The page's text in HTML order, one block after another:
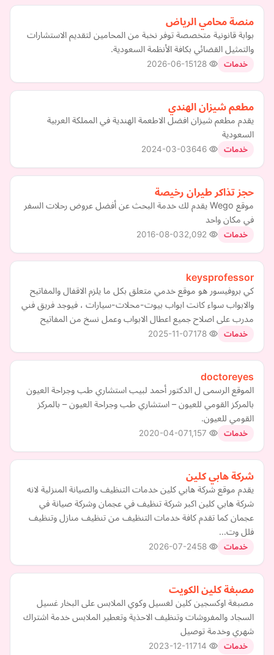
منصة محامي الرياض
بوابة قانونية متخصصة توفر نخبة من المحامين لتقديم الاستشارات
والتمثيل القضائي بكافة الأنظمة السعودية.
خدمات 2026-06-15
مطعم شيزان الهندي
يقدم مطعم شيزان افضل الاطعمة الهندية في المملكة العربية
السعودية
خدمات 2024-03-03
حجز تذاكر طيران رخيصة
موقع Wego يقدم لك خدمة البحث عن أفضل عروض رحلات السفر
في مكان واحد
خدمات 2016-08-03
keysprofessor
كي بروفيسور هو موقع خدمي متعلق بكل ما يلزم الاقفال والمفاتيح
والابواب سواء كانت ابواب بيوت-محلات-سيارات ، فيوجد فريق فني
مدرب على اصلاح جميع اعطال الابواب وعمل نسخ من المفاتيح
خدمات 2025-11-07
doctoreyes
الموقع الرسمى ل الدكتور أحمد لبيب استشاري طب وجراحة العيون
بالمركز القومي للعيون – استشاري طب وجراحة العيون – بالمركز
القومي للعيون.
خدمات 2020-04-07
شركة هابي كلين
يقدم موقع شركة هابي كلين خدمات التنظيف والصيانة المنزلية لانه
شركة هابي كلين اكبر شركة تنظيف في عجمان وشركة صيانة في
عجمان كما تقدم كافة خدمات التنظيف من تنظيف منازل وتنظيف
فلل وت…
خدمات 2026-07-24
مصبغة كلين الكويت
مصبغة اوكسجين كلين لغسيل وكوي الملابس على البخار غسيل
السجاد والمفروشات وتنظيف الاحذية وتعطير الملابس خدمة اشتراك
شهري وخدمة توصيل
خدمات 2023-12-11